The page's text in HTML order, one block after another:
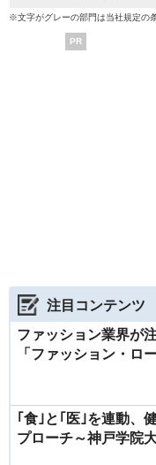
※文字がグレーの部門は当社規定の
PR
注目コンテンツ
ファッション業界が
「ファッション・ロ
｢食｣と｢医｣を連動、
プローチ～神戸学院